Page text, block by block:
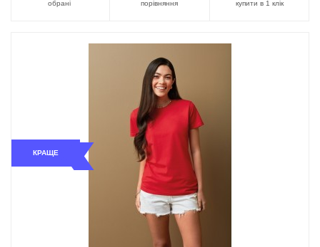
обрані порівняння купити в 1 клік
КРАЩЕ